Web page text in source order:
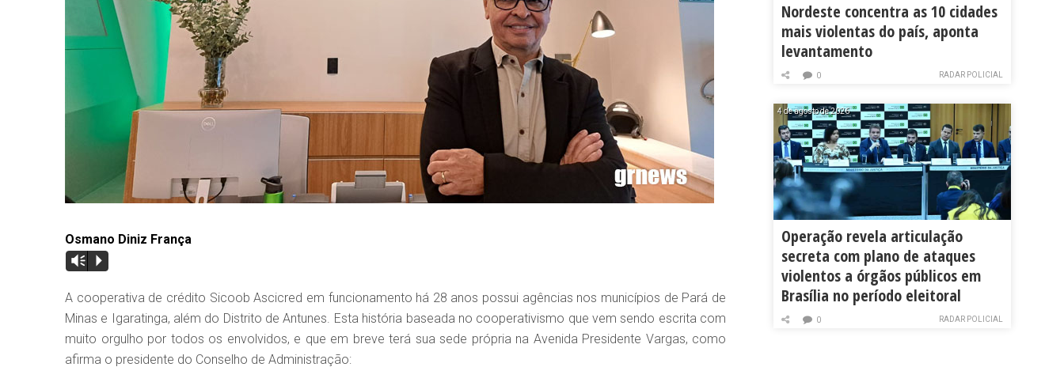
Osmano Diniz França
Vm P
A cooperativa de crédito Sicoob Ascicred em funcionamento há 28 anos possui agências nos municípios de Pará de
Minas e Igaratinga, além do Distrito de Antunes. Esta história baseada no cooperativismo que vem sendo escrita com
muito orgulho por todos os envolvidos, e que em breve terá sua sede própria na Avenida Presidente Vargas, como
afirma o presidente do Conselho de Administração:
Nordeste concentra as 10 cidades
mais violentas do país, aponta
levantamento
RADAR POLICIAL
0
4 de agosto de 2026
Operação revela articulação
secreta com plano de ataques
violentos a órgãos públicos em
Brasília no período eleitoral
RADAR POLICIAL
0